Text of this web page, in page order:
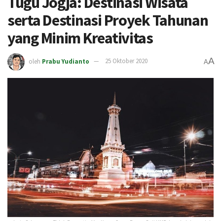
serta Destinasi Proyek Tahunan
yang Minim Kreativitas
oleh Prabu Yudianto 25 Oktober 2020 AA